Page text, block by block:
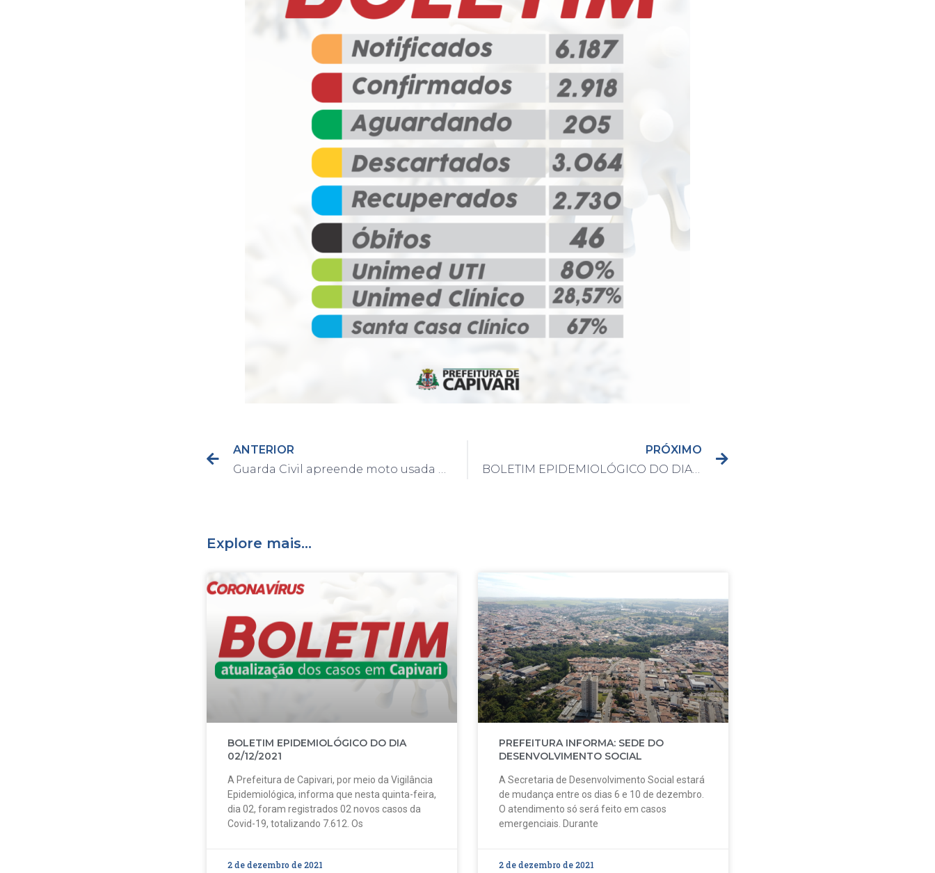
ANTERIOR
Guarda Civil apreende moto usada para buscar drogas no Moreto
PRÓXIMO
BOLETIM EPIDEMIOLÓGICO DO DIA 09/02/2020
Explore mais...
BOLETIM EPIDEMIOLÓGICO DO DIA
02/12/2021
A Prefeitura de Capivari, por meio da Vigilância
Epidemiológica, informa que nesta quinta-feira,
dia 02, foram registrados 02 novos casos da
Covid-19, totalizando 7.612. Os
2 de dezembro de 2021
PREFEITURA INFORMA: SEDE DO
DESENVOLVIMENTO SOCIAL
A Secretaria de Desenvolvimento Social estará
de mudança entre os dias 6 e 10 de dezembro.
O atendimento só será feito em casos
emergenciais. Durante
2 de dezembro de 2021